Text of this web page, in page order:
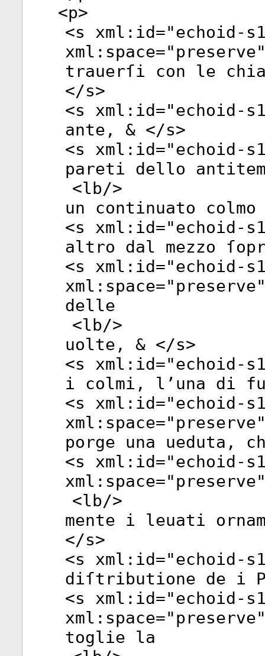
<p>
<s xml:id="echoid-
xml:space="preserve
trauerſi con le
</s>
<s xml:id="echoid-
ante, & </s>
<s xml:id="echoid-
pareti dello
<lb/>
un continuato
<s xml:id="echoid-
altro dal mezzo
<s xml:id="echoid-
xml:space="preserve
delle
<lb/>
uolte, & </s>
<s xml:id="echoid-
i colmi, l’una di
<s xml:id="echoid-
xml:space="preserve
porge una ueduta,
<s xml:id="echoid-
xml:space="preserve
<lb/>
mente i leuati
</s>
<s xml:id="echoid-
diſtributione de i
<s xml:id="echoid-
xml:space="preserve
toglie la